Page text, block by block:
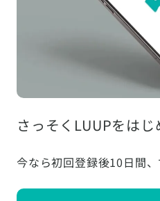
さっそくLUUPをはじ
今なら初回登録後10日間、